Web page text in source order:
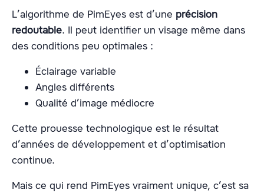
L’algorithme de PimEyes est d’une précision
redoutable. Il peut identifier un visage même dans
des conditions peu optimales :
Éclairage variable
Angles différents
Qualité d’image médiocre
Cette prouesse technologique est le résultat
d’années de développement et d’optimisation
continue.
Mais ce qui rend PimEyes vraiment unique, c’est sa